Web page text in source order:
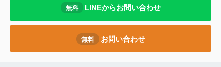
無料 LINEからお問い合わせ
無料 お問い合わせ